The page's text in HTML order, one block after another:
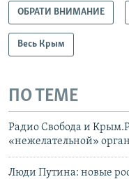
ОБРАТИ ВНИМАНИЕ
Весь Крым
ПО ТЕМЕ
Радио Свобода и
«нежелательной»
Люди Путина: новые